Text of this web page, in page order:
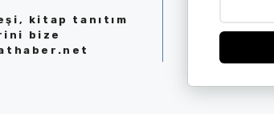
kitap tanıtım
bize